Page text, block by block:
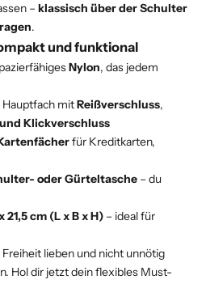
– klassisch über der Schulter
.
und funktional
Nylon, das jedem
Hauptfach mitReißverschluss,
Klickverschluss
für Kreditkarten,
oder Gürteltasche – du
21,5 cm (L x B x H) – ideal für
lieben und nicht unnötig
Hol dir jetzt dein flexibles Must-